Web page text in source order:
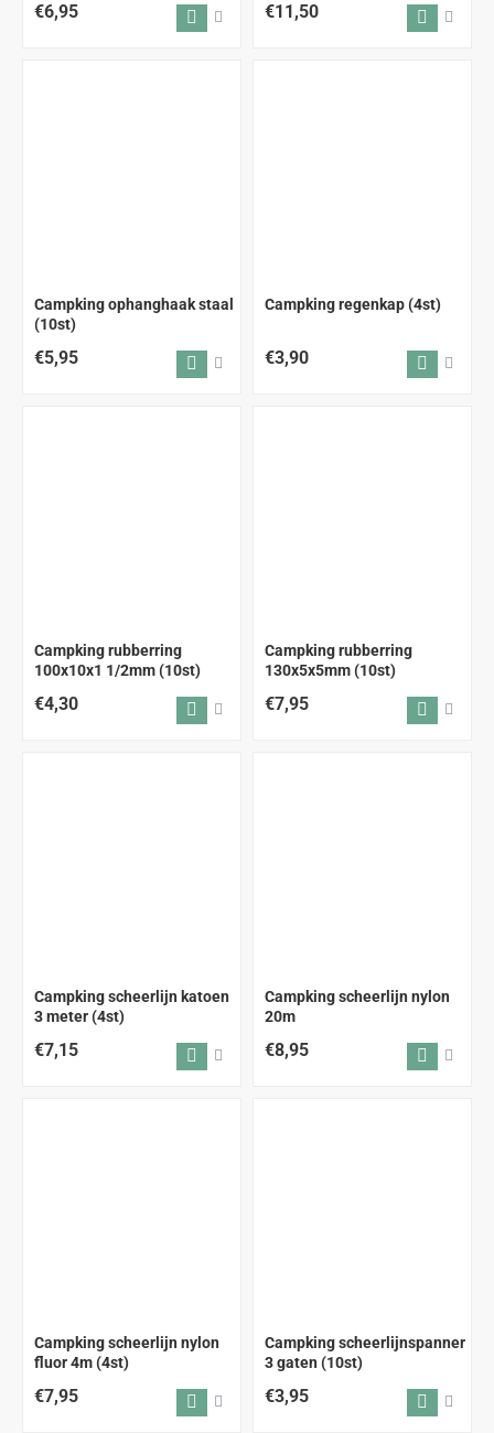
€6,95 €11,50
Campking ophanghaak staal
(10st)
€5,95
Campking regenkap (4st)
€3,90
Campking rubberring
100x10x1 1/2mm (10st)
€4,30
Campking rubberring
130x5x5mm (10st)
€7,95
Campking scheerlijn katoen
3 meter (4st)
€7,15
Campking scheerlijn nylon
20m
€8,95
Campking scheerlijn nylon
fluor 4m (4st)
€7,95
Campking scheerlijnspanner
3 gaten (10st)
€3,95